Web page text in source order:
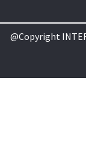
@Copyright